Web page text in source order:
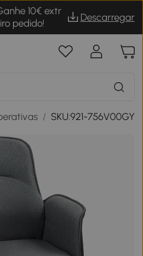
10€ extr
pedido!
Descarregar
/ SKU:921-756V00GY